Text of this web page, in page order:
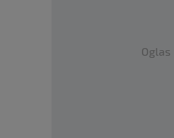
Oglas